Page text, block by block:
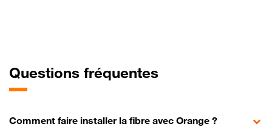
Questions fréquentes
Comment faire installer la fibre avec Orange ?